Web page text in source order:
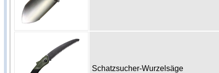
Schatzsucher-Wurzelsäge